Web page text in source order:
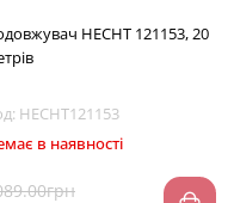
HECHT 121153, 20
HECHT121153
в наявності